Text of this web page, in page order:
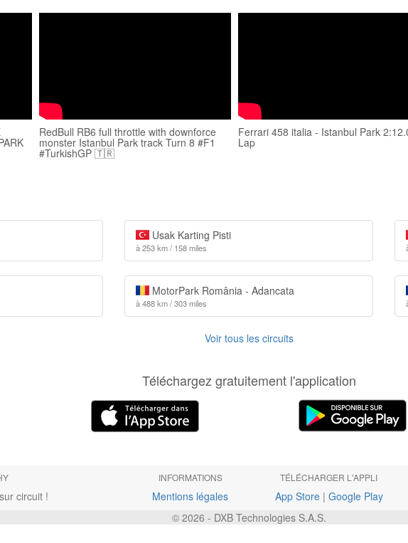
RedBull RB6 full throttle with downforce
monster Istanbul Park track Turn 8 #F1
#TurkishGP 🇹🇷
Ferrari 458 italia - Istanbul Park
Lap
Usak Karting Pisti
à 253 km / 158 miles
MotorPark România - Adancata
à 488 km / 303 miles
Voir tous les circuits
Téléchargez gratuitement l'application
circuit !
INFORMATIONS
Mentions légales
TÉLÉCHARGER L'APPLI
App Store| Google Play
© 2026 - DXB Technologies S.A.S.